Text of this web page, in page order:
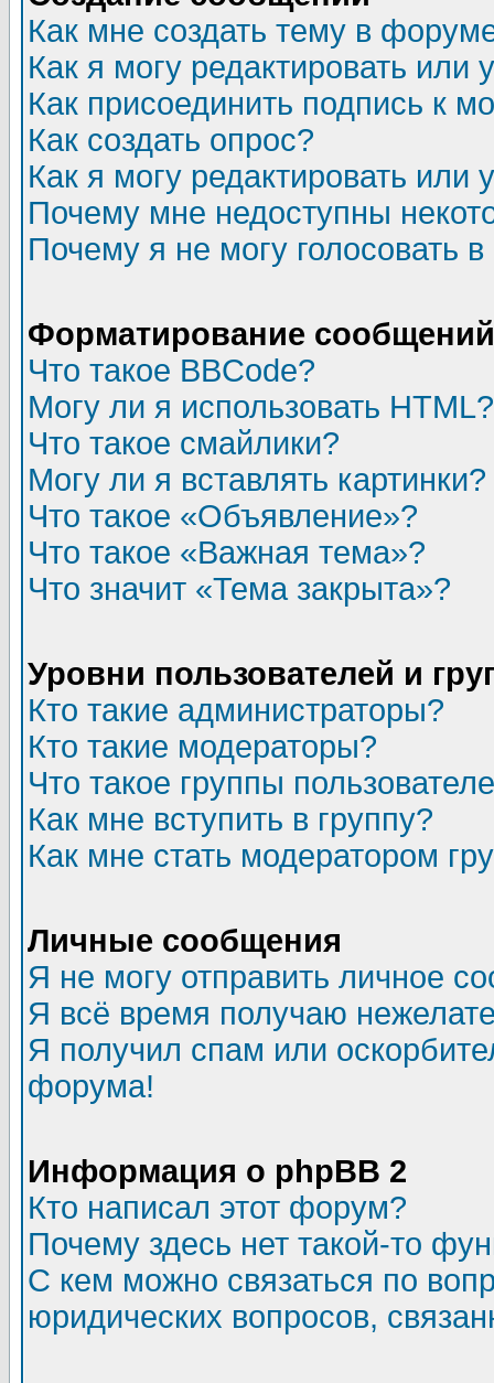
Как мне создать тему в
Как я могу редактировать или
Как присоединить подпись к
Как создать опрос?
Как я могу редактировать или
Почему мне недоступны
Почему я не могу голосовать
Форматирование
Что такое BBCode?
Могу ли я использовать HTML?
Что такое смайлики?
Могу ли я вставлять картинки?
Что такое «Объявление»?
Что такое «Важная тема»?
Что значит «Тема закрыта»?
Уровни пользователей и
Кто такие администраторы?
Кто такие модераторы?
Что такое группы
Как мне вступить в группу?
Как мне стать модератором
Личные сообщения
Я не могу отправить личное
Я всё время получаю
Я получил спам или
форума!
Информация о phpBB 2
Кто написал этот форум?
Почему здесь нет такой-то
С кем можно связаться по
юридических вопросов,